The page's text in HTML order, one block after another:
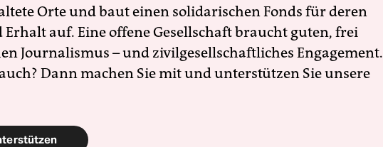
Orte und baut einen solidarischen Fonds für deren
Erhalt auf. Eine offene Gesellschaft braucht guten, frei
Journalismus – und zivilgesellschaftliches Engagement.
Dann machen Sie mit und unterstützen Sie unsere